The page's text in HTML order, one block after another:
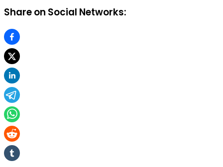
Share on Social Networks: